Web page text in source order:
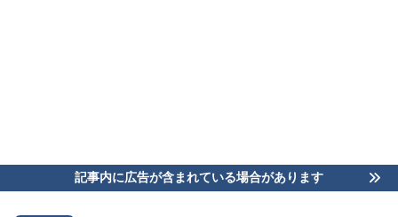
記事内に広告が含まれている場合があります